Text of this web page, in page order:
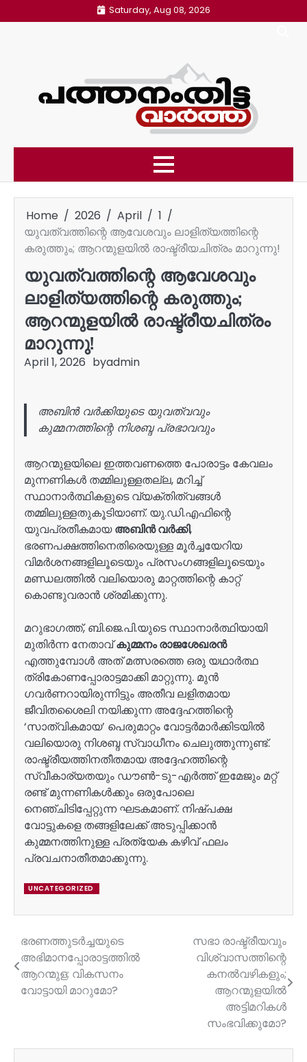
to
Saturday, Aug 08, 2026
Home 2026 April
1
യുവത്വത്തിന്റെ ആവേശവും ലാളിത്യത്തിന്റെ
കരുത്തും; ആറന്മുളയിൽ രാഷ്ട്രീയചിത്രം മാറുന്നു!
യുവത്വത്തിന്റെ ആവേശവും
ലാളിത്യത്തിന്റെ കരുത്തും;
ആറന്മുളയിൽ രാഷ്ട്രീയചിത്രം
മാറുന്നു!
April 1, 2026 byadmin
അബിൻ വർക്കിയുടെ യുവത്വവും
കുമ്മനത്തിന്റെ നിശബ്ദ പ്രഭാവവും
ആറന്മുളയിലെ ഇത്തവണത്തെ പോരാട്ടം കേവലം
മുന്നണികൾ തമ്മിലുള്ളതല്ല, മറിച്ച്
സ്ഥാനാർത്ഥികളുടെ വ്യക്തിത്വങ്ങൾ
തമ്മിലുള്ളതുകൂടിയാണ്. യു.ഡി.എഫിന്റെ
യുവപ്രതീകമായഅബിൻ വർക്കി,
ഭരണപക്ഷത്തിനെതിരെയുള്ള മൂർച്ചയേറിയ
വിമർശനങ്ങളിലൂടെയും പ്രസംഗങ്ങളിലൂടെയും
മണ്ഡലത്തിൽ വലിയൊരു മാറ്റത്തിന്റെ കാറ്റ്
കൊണ്ടുവരാൻ ശ്രമിക്കുന്നു.
മറുഭാഗത്ത്, ബി.ജെ.പി.യുടെ സ്ഥാനാർത്ഥിയായി
മുതിർന്ന നേതാവ്കുമ്മനം രാജശേഖരൻ
എത്തുമ്പോൾ അത് മത്സരത്തെ ഒരു യഥാർത്ഥ
ത്രികോണപ്പോരാട്ടമാക്കി മാറ്റുന്നു. മുൻ
ഗവർണറായിരുന്നിട്ടും അതീവ ലളിതമായ
ജീവിതശൈലി നയിക്കുന്ന അദ്ദേഹത്തിന്റെ
‘സാത്വികമായ’ പെരുമാറ്റം വോട്ടർമാർക്കിടയിൽ
വലിയൊരു നിശബ്ദ സ്വാധീനം ചെലുത്തുന്നുണ്ട്.
രാഷ്ട്രീയത്തിനതീതമായ അദ്ദേഹത്തിന്റെ
സ്വീകാര്യതയും ഡൗൺ-ടു-എർത്ത് ഇമേജും മറ്റ്
രണ്ട് മുന്നണികൾക്കും ഒരുപോലെ
നെഞ്ചിടിപ്പേറ്റുന്ന ഘടകമാണ്. നിഷ്പക്ഷ
വോട്ടുകളെ തങ്ങളിലേക്ക് അടുപ്പിക്കാൻ
കുമ്മനത്തിനുള്ള പ്രത്യേക കഴിവ് ഫലം
പ്രവചനാതീതമാക്കുന്നു.
UNCATEGORIZED
Post
navigation
ഭരണത്തുടർച്ചയുടെ
അഭിമാനപ്പോരാട്ടത്തിൽ
ആറന്മുള; വികസനം
വോട്ടായി മാറുമോ?
സഭാ രാഷ്ട്രീയവും
വിശ്വാസത്തിന്റെ
കനൽവഴികളും;
ആറന്മുളയിൽ
അട്ടിമറികൾ
സംഭവിക്കുമോ?